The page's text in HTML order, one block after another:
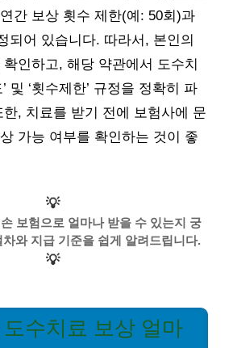
간 보상 횟수 제한(예: 50회)과
되어 있습니다. 따라서, 본인의
인하고, 해당 약관에서 도수치
및 ‘횟수제한’ 규정을 정확히 파
, 치료를 받기 전에 보험사에 문
가능 여부를 확인하는 것이 좋
💡
보험으로 얼마나 받을 수 있는지 궁
와 지급 기준을 쉽게 알려드립니다.
💡
수치료 보상 얼마